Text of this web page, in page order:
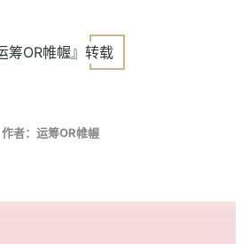
筹OR帷幄』转载
作者：运筹OR帷幄